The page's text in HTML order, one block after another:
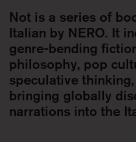
Not is a series of
Italian by NERO. It
genre-bending
philosophy, pop
speculative
bringing globally
narrations into the